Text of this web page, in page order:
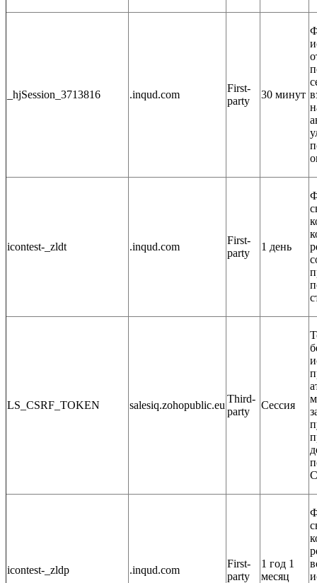
_hjSession_3713816 .inqud.com
First-
party
30 минут
icontest-_zldt .inqud.com
First-
party
1 день
LS_CSRF_TOKEN salesiq.zohopublic.eu
Third-
party
Сессия
icontest-_zldp .inqud.com
First-
party
1 год 1
месяц